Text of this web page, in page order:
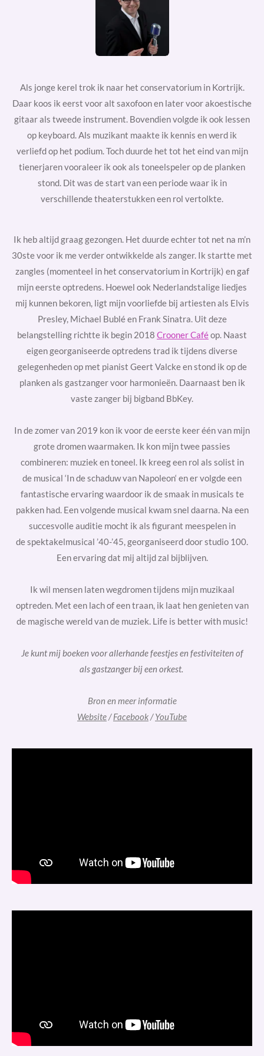
Als jonge kerel trok ik naar het conservatorium in Kortrijk.
Daar koos ik eerst voor alt saxofoon en later voor akoestische
gitaar als tweede instrument. Bovendien volgde ik ook lessen
op keyboard. Als muzikant maakte ik kennis en werd ik
verliefd op het podium. Toch duurde het tot het eind van mijn
tienerjaren vooraleer ik ook als toneelspeler op de planken
stond. Dit was de start van een periode waar ik in
verschillende theaterstukken een rol vertolkte.
Ik heb altijd graag gezongen. Het duurde echter tot net na m’n
30ste voor ik me verder ontwikkelde als zanger. Ik startte met
zangles (momenteel in het conservatorium in Kortrijk) en gaf
mijn eerste optredens. Hoewel ook Nederlandstalige liedjes
mij kunnen bekoren, ligt mijn voorliefde bij artiesten als Elvis
Presley, Michael Bubléen Frank Sinatra. Uit deze
belangstelling richtte ik begin 2018 Crooner Caféop. Naast
eigen georganiseerdeoptredens trad ik tijdens diverse
gelegenheden op met pianist Geert Valcke en stond ik op de
planken als gastzanger voor harmonieën. Daarnaast ben ik
vaste zanger bij bigband BbKey.
In de zomer van 2019 kon ik voor de eerste keer één van mijn
grote dromen waarmaken. Ik kon mijntwee passies
combineren: muziek en toneel. Ik kreeg een rol als solist in
de musical ‘In de schaduw van Napoleon‘ en er volgde een
fantastische ervaring waardoor ik de smaak in musicals te
pakken had. Een volgende musical kwam snel daarna. Na een
succesvolle auditie mocht ik als figurant meespelen in
despektakelmusical ’40-’45, georganiseerd door studio 100.
Een ervaring dat mij altijd zal bijblijven.
Ik wil mensen laten wegdromen tijdens mijn muzikaal
optreden. Met een lach of een traan, ik laat hen genieten van
de magische wereld van de muziek. Life is better with music!
Je kunt mijboeken voorallerhande feestjesen festiviteiten of
als gastzanger bij een orkest.
Bron en meer informatie
Website/Facebook/YouTube